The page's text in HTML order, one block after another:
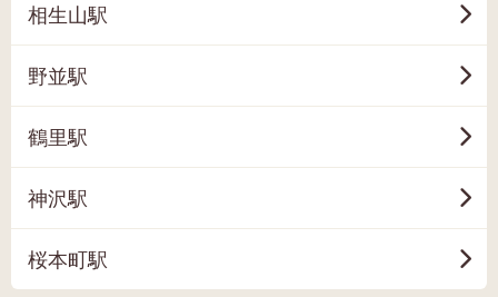
相生山駅
野並駅
鶴里駅
神沢駅
桜本町駅